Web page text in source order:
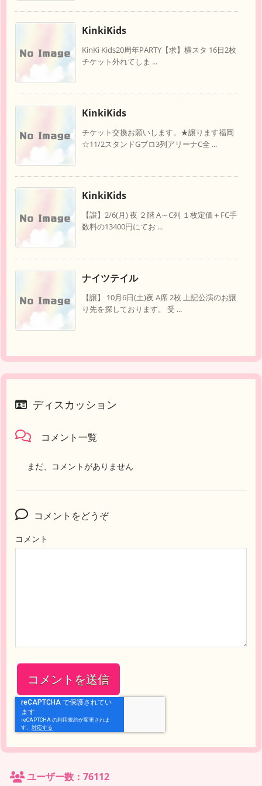
KinkiKids
KinKi Kids20周年PARTY【求】横スタ 16日2枚
チケット外れてしま ...
KinkiKids
チケット交換お願いします。★譲ります福岡
☆11/2スタンドGブロ3列アリーナC全 ...
KinkiKids
【譲】2/6(月) 夜 ２階 A～C列 １枚定価＋FC手
数料の13400円にてお ...
ナイツテイル
【譲】 10月6日(土)夜 A席 2枚 上記公演のお譲
り先を探しております。 受 ...
ディスカッション
コメント一覧
まだ、コメントがありません
コメントをどうぞ
コメント
ユーザー数：76112